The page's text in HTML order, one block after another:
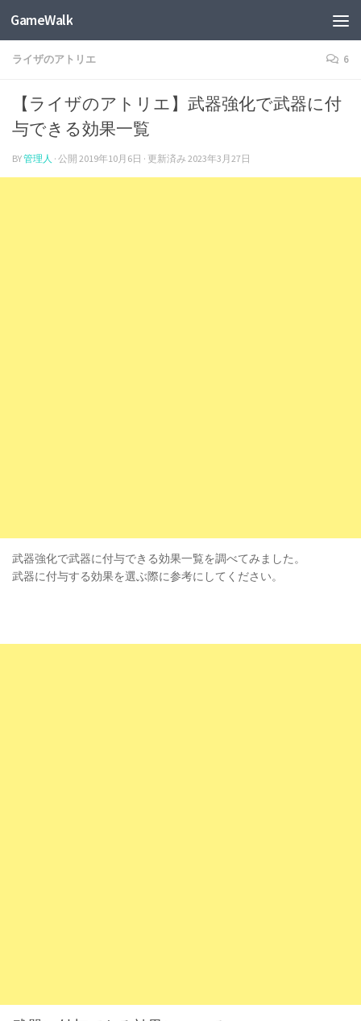
GameWalk
ライザのアトリエ 6
【ライザのアトリエ】武器強化で武器に付
与できる効果一覧
BY管理人 · 公開 2019年10月6日 · 更新済み 2023年3月27日
武器強化で武器に付与できる効果一覧を調べてみました。
武器に付与する効果を選ぶ際に参考にしてください。